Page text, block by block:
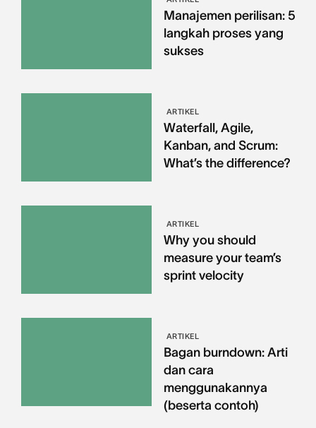
Manajemen perilisan: 5
langkah proses yang
sukses
ARTIKEL
Waterfall, Agile,
Kanban, and Scrum:
What’s the difference?
ARTIKEL
Why you should
measure your team’s
sprint velocity
ARTIKEL
Bagan burndown: Arti
dan cara
menggunakannya
(beserta contoh)